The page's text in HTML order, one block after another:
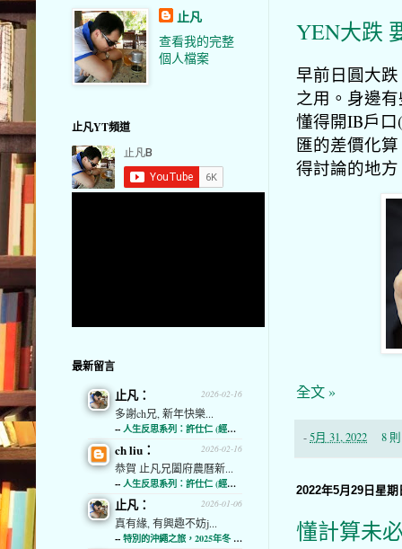
YEN大跌
早前日圓大
之用。身邊
懂得開IB戶口
匯的差價化
得討論的地
全文 »
-5月 31, 2022 8
2022年5月29日星期
懂計算未
止凡
查看我的完整
個人檔案
止凡YT頻道
最新留言
2026-02-16
止凡：
多謝ch兄, 新年快樂...
-- 人生反思系列：許仕仁 (經濟通)
2026-02-16
ch liu：
恭賀 止凡兄闔府農曆新...
-- 人生反思系列：許仕仁 (經濟通)
2026-01-06
止凡：
真有緣, 有興趣不妨j...
-- 特別的沖繩之旅，2025年冬 (經濟通)